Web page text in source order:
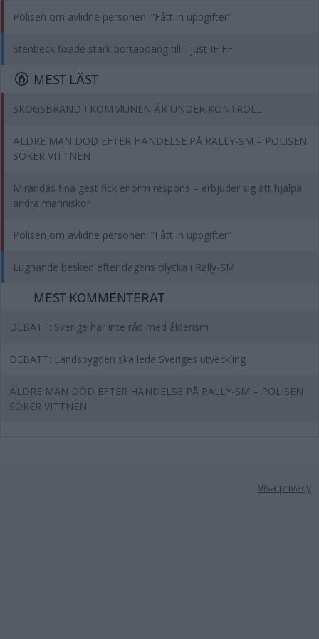
Polisen om avlidne personen: ”Fått in uppgifter”
Stenbeck fixade stark bortapoäng till Tjust IF FF
MEST LÄST
SKOGSBRAND I KOMMUNEN ÄR UNDER KONTROLL
ÄLDRE MAN DÖD EFTER HÄNDELSE PÅ RALLY-SM – POLISEN
SÖKER VITTNEN
Mirandas fina gest fick enorm respons – erbjuder sig att hjälpa
andra människor
Polisen om avlidne personen: ”Fått in uppgifter”
Lugnande besked efter dagens olycka i Rally-SM
MEST KOMMENTERAT
DEBATT: Sverige har inte råd med ålderism
DEBATT: Landsbygden ska leda Sveriges utveckling
ÄLDRE MAN DÖD EFTER HÄNDELSE PÅ RALLY-SM – POLISEN
SÖKER VITTNEN
Visa privacy